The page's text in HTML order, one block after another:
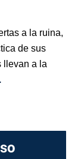
a la ruina,
de sus
llevan a la